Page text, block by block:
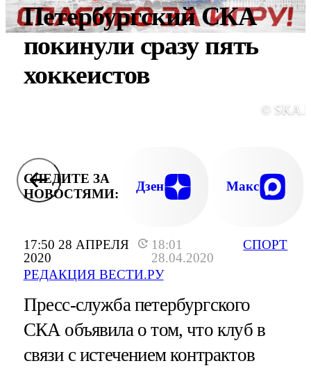
17:50 28 АПРЕЛЯ
2020
18:01
28.04.2020
РЕДАКЦИЯ ВЕСТИ.РУ
СПОРТ
Петербургский СКА
покинули сразу пять
хоккеистов
©
СЛЕДИТЕ ЗА
НОВОСТЯМИ:
Дзен Макс
Пресс-служба петербургского
СКА объявила о том, что клуб в
связи с истечением контрактов